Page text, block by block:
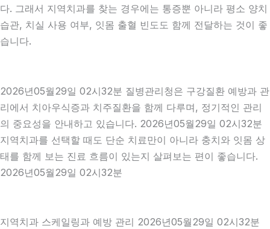
다. 그래서 지역치과를 찾는 경우에는 통증뿐 아니라 평소 양치
습관, 치실 사용 여부, 잇몸 출혈 빈도도 함께 전달하는 것이 좋
습니다.
2026년05월29일 02시32분 질병관리청은 구강질환 예방과 관
리에서 치아우식증과 치주질환을 함께 다루며, 정기적인 관리
의 중요성을 안내하고 있습니다. 2026년05월29일 02시32분
지역치과를 선택할 때도 단순 치료만이 아니라 충치와 잇몸 상
태를 함께 보는 진료 흐름이 있는지 살펴보는 편이 좋습니다.
2026년05월29일 02시32분
지역치과 스케일링과 예방 관리 2026년05월29일 02시32분